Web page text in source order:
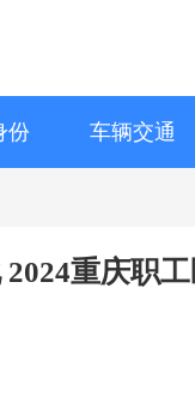
份 车辆交通
重庆职